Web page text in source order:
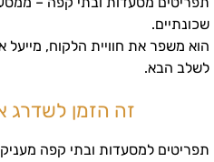
שכונתיים.
הוא משפר את חוויית הלקוח,
לשלב הבא.
זה הזמן
תפריטים למסעדות ובתי קפה